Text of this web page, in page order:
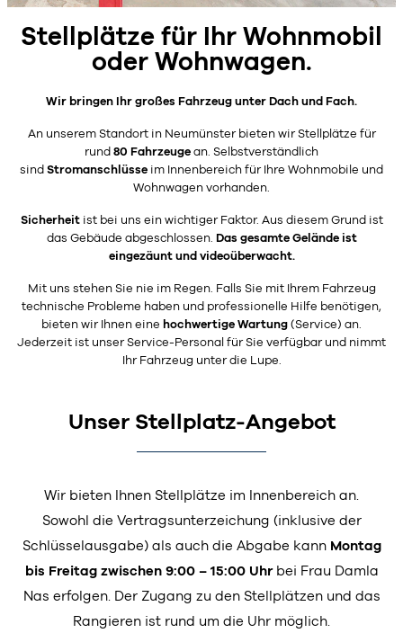
Stellplätze für Ihr Wohnmobil
oder Wohnwagen.
Wir bringen Ihr großes Fahrzeug unter Dach und Fach.
An unserem Standort in Neumünster bieten wir Stellplätze für
rund 80 Fahrzeuge an. Selbstverständlich
sind Stromanschlüsse im Innenbereich für Ihre Wohnmobile und
Wohnwagen vorhanden.
Sicherheitist bei uns ein wichtiger Faktor. Aus diesem Grund ist
das Gebäude abgeschlossen. Das gesamte Gelände ist
eingezäunt und videoüberwacht.
Mit uns stehen Sie nie im Regen. Falls Sie mit Ihrem Fahrzeug
technische Probleme haben und professionelle Hilfe benötigen,
bieten wir Ihnen eine hochwertige Wartung (Service) an.
Jederzeit ist unser Service-Personal für Sie verfügbar und nimmt
Ihr Fahrzeug unter die Lupe.
Unser Stellplatz-Angebot
Wir bieten Ihnen Stellplätze im Innenbereich an.
Sowohl die Vertragsunterzeichung (inklusive der
Schlüsselausgabe) als auch die Abgabe kann Montag
bis Freitag zwischen 9:00 – 15:00 Uhrbei Frau Damla
Nas erfolgen. Der Zugang zu den Stellplätzen und das
Rangieren ist rund um die Uhr möglich.